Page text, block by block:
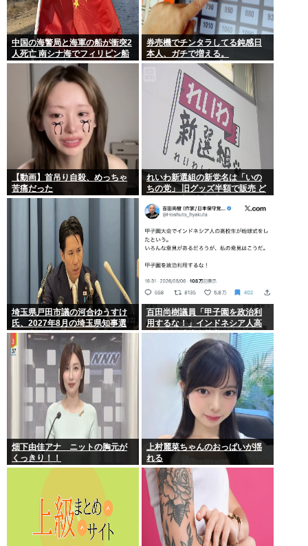
中国の海警局と海軍の船が衝突2
人死亡 南シナ海でフィリピン船
を追跡中、公表までに1年
券売機でチンタラしてる鈍感日
本人、ガチで増える。
197cm57kgの俺が背後5cmまで
接近してるのに急ぎもしない
【動画】首吊り自殺、めっちゃ
苦痛だった
れいわ新選組の新党名は「いの
ちの党」 旧グッズ半額で販売 ど
埼玉県戸田市議の河合ゆうすけ
氏、2027年8月の埼玉県知事選
への立候補を表明
百田尚樹議員「甲子園を政治利
用するな！」インドネシア人高
校生の始球式に苦言www
畑下由佳アナ ニットの胸元が
くっきり！！
上村麗菜ちゃんのおっぱいが揺
れる